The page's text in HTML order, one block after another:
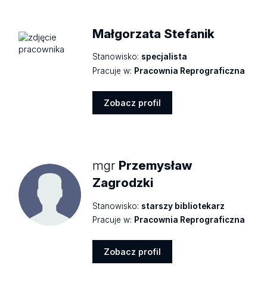
Małgorzata Stefanik
Stanowisko: specjalista
Pracuje w: Pracownia Reprograficzna
Zobacz profil
mgr Przemysław
Zagrodzki
Stanowisko: starszy bibliotekarz
Pracuje w: Pracownia Reprograficzna
Zobacz profil